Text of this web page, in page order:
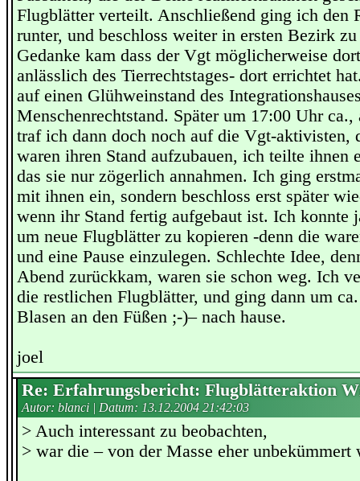
Flugblätter verteilt. Anschließend ging ich den
runter, und beschloss weiter in ersten Bezirk
Gedanke kam dass der Vgt möglicherweise
anlässlich des Tierrechtstages- dort errichtet
auf einen Glühweinstand des
Menschenrechtstand. Später um 17:00 Uhr ca.,
traf ich dann doch noch auf die Vgt-aktivisten,
waren ihren Stand aufzubauen, ich teilte ihnen
das sie nur zögerlich annahmen. Ich ging
mit ihnen ein, sondern beschloss erst später
wenn ihr Stand fertig aufgebaut ist. Ich konnte
um neue Flugblätter zu kopieren -denn die
und eine Pause einzulegen. Schlechte Idee,
Abend zurückkam, waren sie schon weg. Ich
die restlichen Flugblätter, und ging dann um
Blasen an den Füßen ;-)– nach hause.
joel
Re: Erfahrungsbericht: Flugblätteraktion
Autor: blanci | Datum: 13.12.2004 21:42:03
> Auch interessant zu beobachten,
> war die – von der Masse eher unbekümmert